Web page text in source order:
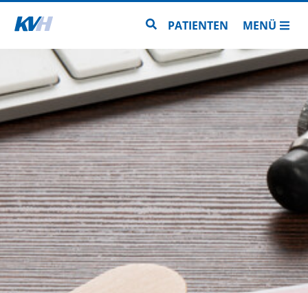
Zur Startseite Zur Seitensuche
PATIENTEN MENÜ